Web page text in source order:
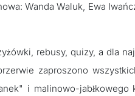
Wanda Waluk, Ewa
rebusy, quizy, a dla
zaproszono
i malinowo-